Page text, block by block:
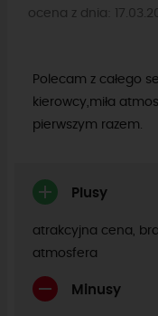
ocena z dnia:
Polecam z całego
kierowcy,miła
pierwszym razem.
Plusy
atrakcyjna cena,
atmosfera
Minusy